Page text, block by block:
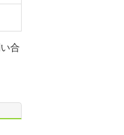
合